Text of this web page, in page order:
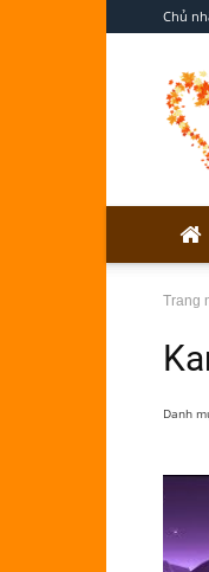
Chủ
Trang
Danh